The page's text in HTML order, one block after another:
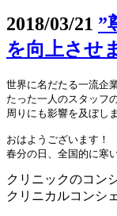
2018/03/21 ”
を向上させ
世界に名だたる一流企
たった一人のスタッフ
周りにも影響を及ぼしま
おはようございます！
春分の日、全国的に寒
クリニックのコン
クリニカルコンシ